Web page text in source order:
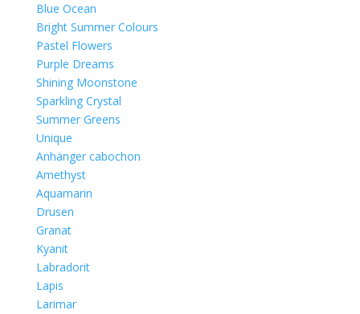
Blue Ocean
Bright Summer Colours
Pastel Flowers
Purple Dreams
Shining Moonstone
Sparkling Crystal
Summer Greens
Unique
Anhänger cabochon
Amethyst
Aquamarin
Drusen
Granat
Kyanit
Labradorit
Lapis
Larimar